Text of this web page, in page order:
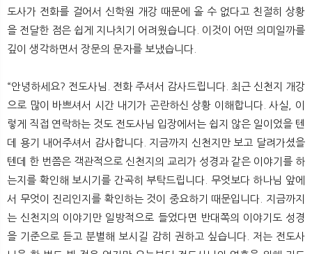
도사가 전화를 걸어서 신학원 개강 때문에 올 수 없다고 친절히 상황
을 전달한 점은 쉽게 지나치기 어려웠습니다. 이것이 어떤 의미일까를
깊이 생각하면서 장문의 문자를 보냈습니다.
“안녕하세요? 전도사님. 전화 주셔서 감사드립니다. 최근 신천지 개강
으로 많이 바쁘셔서 시간 내기가 곤란하신 상황 이해합니다. 사실, 이
렇게 직접 연락하는 것도 전도사님 입장에서는 쉽지 않은 일이었을 텐
데 용기 내어주셔서 감사합니다. 지금까지 신천지만 보고 달려가셨을
텐데 한 번쯤은 객관적으로 신천지의 교리가 성경과 같은 이야기를 하
는지를 확인해 보시기를 간곡히 부탁드립니다. 무엇보다 하나님 앞에
서 무엇이 진리인지를 확인하는 것이 중요하기 때문입니다. 지금까지
는 신천지의 이야기만 일방적으로 들었다면 반대쪽의 이야기도 성경
을 기준으로 듣고 분별해 보시길 감히 권하고 싶습니다. 저는 전도사